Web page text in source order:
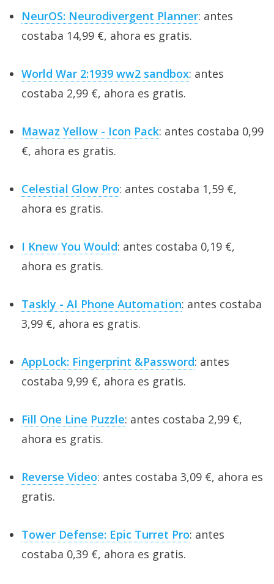
NeurOS: Neurodivergent Planner: antes
costaba 14,99 €, ahora es gratis.
World War 2:1939 ww2 sandbox: antes
costaba 2,99 €, ahora es gratis.
Mawaz Yellow - Icon Pack: antes costaba 0,99
€, ahora es gratis.
Celestial Glow Pro: antes costaba 1,59 €,
ahora es gratis.
I Knew You Would: antes costaba 0,19 €,
ahora es gratis.
Taskly - AI Phone Automation: antes costaba
3,99 €, ahora es gratis.
AppLock: Fingerprint &Password: antes
costaba 9,99 €, ahora es gratis.
Fill One Line Puzzle: antes costaba 2,99 €,
ahora es gratis.
Reverse Video: antes costaba 3,09 €, ahora es
gratis.
Tower Defense: Epic Turret Pro: antes
costaba 0,39 €, ahora es gratis.